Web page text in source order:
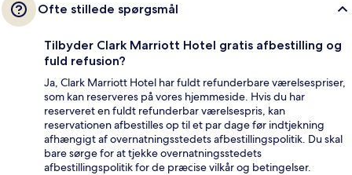
Ofte stillede spørgsmål
Tilbyder Clark Marriott Hotel gratis afbestilling og
fuld refusion?
Ja, Clark Marriott Hotel har fuldt refunderbare værelsespriser,
som kan reserveres på vores hjemmeside. Hvis du har
reserveret en fuldt refunderbar værelsespris, kan
reservationen afbestilles op til et par dage før indtjekning
afhængigt af overnatningsstedets afbestillingspolitik. Du skal
bare sørge for at tjekke overnatningsstedets
afbestillingspolitik for de præcise vilkår og betingelser.